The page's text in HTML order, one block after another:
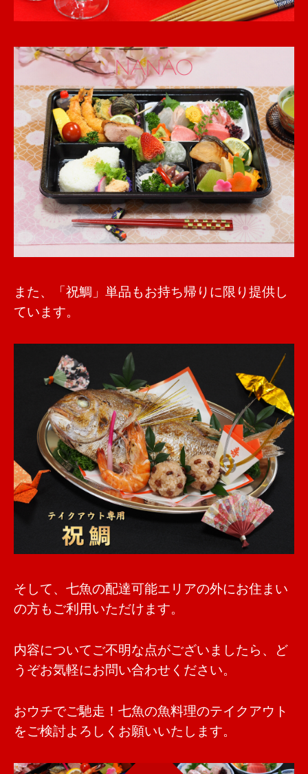
また、「祝鯛」単品もお持ち帰りに限り提供し
ています。
そして、七魚の配達可能エリアの外にお住まい
の方もご利用いただけます。
内容についてご不明な点がございましたら、ど
うぞお気軽にお問い合わせください。
おウチでご馳走！ 七魚の魚料理のテイクアウト
をご検討よろしくお願いいたします。